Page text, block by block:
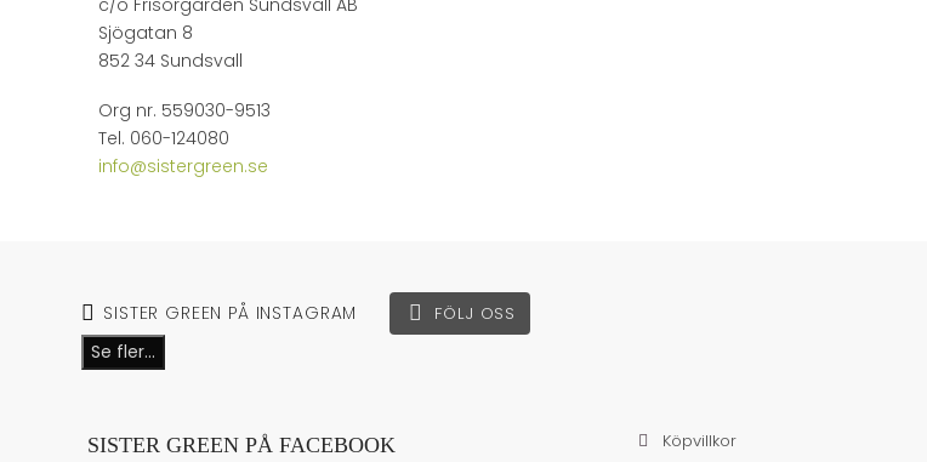
c/o Frisörgården Sundsvall AB
Sjögatan 8
852 34 Sundsvall
Org nr. 559030-9513
Tel. 060-124080
info@sistergreen.se
SISTER GREEN PÅ INSTAGRAM FÖLJ OSS
Se fler...
SISTER GREEN PÅ FACEBOOK
Köpvillkor